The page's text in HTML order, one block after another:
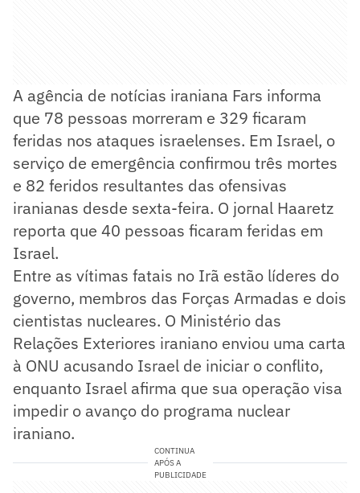
A agência de notícias iraniana Fars informa
que 78 pessoas morreram e 329 ficaram
feridas nos ataques israelenses. Em Israel, o
serviço de emergência confirmou três mortes
e 82 feridos resultantes das ofensivas
iranianas desde sexta-feira. O jornal Haaretz
reporta que 40 pessoas ficaram feridas em
Israel.
Entre as vítimas fatais no Irã estão líderes do
governo, membros das Forças Armadas e dois
cientistas nucleares. O Ministério das
Relações Exteriores iraniano enviou uma carta
à ONU acusando Israel de iniciar o conflito,
enquanto Israel afirma que sua operação visa
impedir o avanço do programa nuclear
iraniano.
CONTINUA
APÓS A
PUBLICIDADE